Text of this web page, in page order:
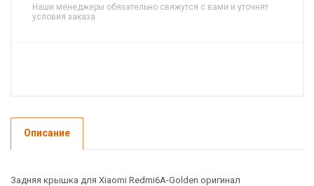
Наши менеджеры обязательно свяжутся с вами и уточнят
условия заказа
Описание
Задняя крышка для Xiaomi Redmi6A-Golden оригинал